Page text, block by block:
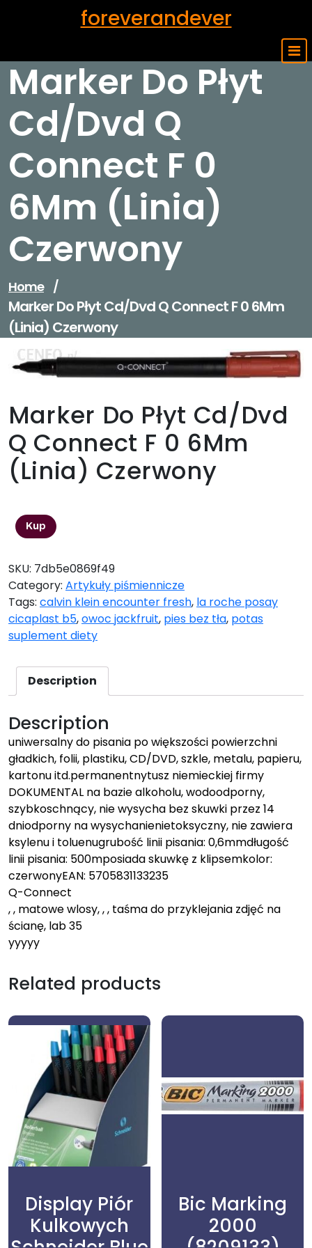
foreverandever
Marker Do Płyt
Cd/Dvd Q
Connect F 0
6Mm (Linia)
Czerwony
Home /
Marker Do Płyt Cd/Dvd Q Connect F 0 6Mm
(Linia) Czerwony
Marker Do Płyt Cd/Dvd
Q Connect F 0 6Mm
(Linia) Czerwony
Kup
SKU: 7db5e0869f49
Category: Artykuły piśmiennicze
Tags: calvin klein encounter fresh, la roche posay
cicaplast b5,owoc jackfruit, pies bez tła, potas
suplement diety
Description
Description
uniwersalny do pisania po większości powierzchni
gładkich, folii, plastiku, CD/DVD, szkle, metalu, papieru,
kartonu itd.permanentnytusz niemieckiej firmy
DOKUMENTAL na bazie alkoholu, wodoodporny,
szybkoschnący, nie wysycha bez skuwki przez 14
dniodporny na wysychanienietoksyczny, nie zawiera
ksylenu i toluenugrubość linii pisania: 0,6mmdługość
linii pisania: 500mposiada skuwkę z klipsemkolor:
czerwonyEAN: 5705831133235
Q-Connect
, , matowe wlosy, , , taśma do przyklejania zdjęć na
ścianę, lab 35
yyyyy
Related products
Display Piór
Kulkowych
Bic Marking
2000